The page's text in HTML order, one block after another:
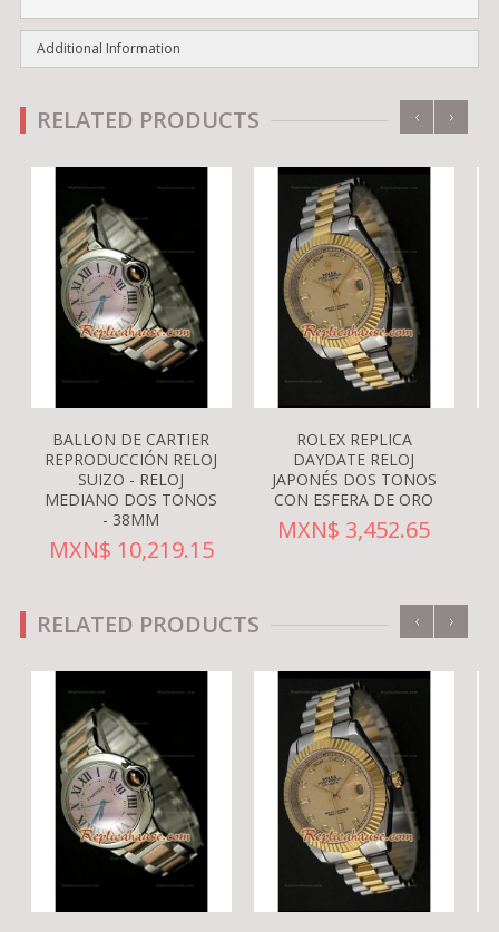
Additional Information
RELATED PRODUCTS
BALLON DE CARTIER
REPRODUCCIÓN RELOJ
SUIZO - RELOJ
MEDIANO DOS TONOS
- 38MM
MXN$ 10,219.15
ROLEX REPLICA
DAYDATE RELOJ
JAPONÉS DOS TONOS
CON ESFERA DE ORO
MXN$ 3,452.65
‹ ›
RELATED PRODUCTS ‹ ›